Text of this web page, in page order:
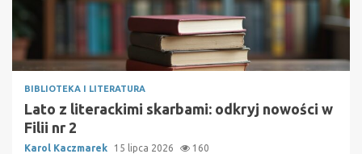
BIBLIOTEKA I LITERATURA
Lato z literackimi skarbami: odkryj nowości w
Filii nr 2
Karol Kaczmarek 15 lipca 2026 160